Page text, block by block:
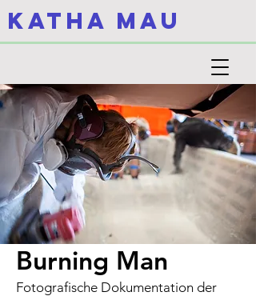
KATHA MAU
Burning Man
Fotografische Dokumentation der